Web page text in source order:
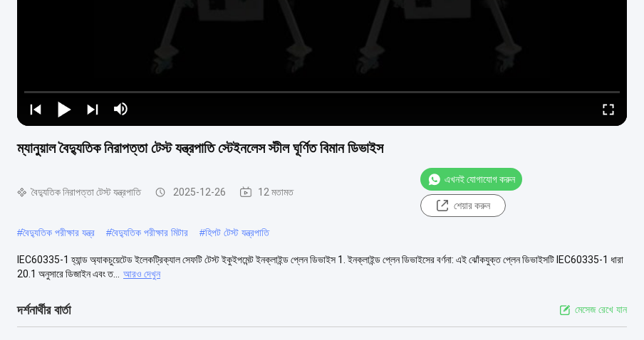
ম্যানুয়াল বৈদ্যুতিক নিরাপত্তা টেস্ট যন্ত্রপাতি স্টেইনলেস স্টীল ঘূর্ণিত বিমান ডিভাইস
বৈদ্যুতিক নিরাপত্তা টেস্ট যন্ত্রপাতি 2025-12-26 12 মতামত
এখনই যোগাযোগ করুন
শেয়ার করুন
#বৈদ্যুতিক পরীক্ষার যন্ত্র #বৈদ্যুতিক পরীক্ষার মিটার #হিপট টেস্ট যন্ত্রপাতি
IEC60335-1 হ্যান্ড অ্যাকচুয়েটেড ইলেকট্রিক্যাল সেফটি টেস্ট ইকুইপমেন্ট ইনক্লাইন্ড প্লেন ডিভাইস 1. ইনক্লাইন্ড প্লেন ডিভাইসের বর্ণনা: এই ঝোঁকযুক্ত প্লেন ডিভাইসটি IEC60335-1 ধারা
20.1 অনুসারে ডিজাইন এবং ত...
আরও দেখুন
দর্শনার্থীর বার্তা মেসেজ রেখে যান